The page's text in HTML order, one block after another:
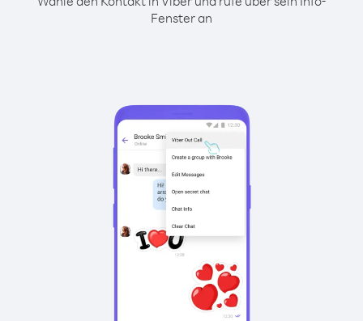
Fenster an